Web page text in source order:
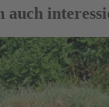
auch